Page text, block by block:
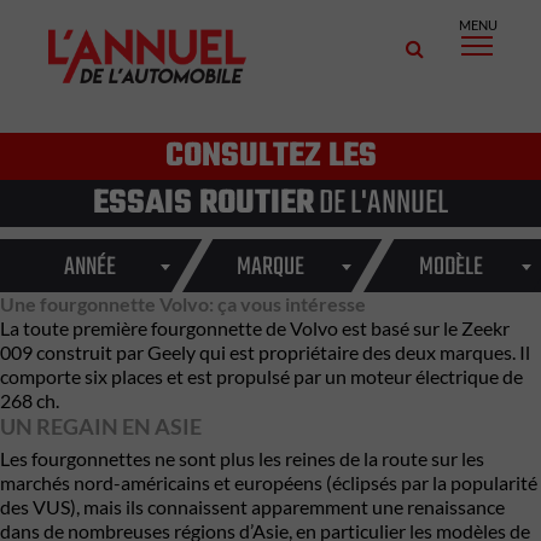
MENU
CONSULTEZ LES
ESSAIS ROUTIERDE L'ANNUEL
ANNÉE MARQUE MODÈLE
Une fourgonnette Volvo: ça vous intéresse
La toute première fourgonnette de Volvo est basé sur le Zeekr
009 construit par Geely qui est propriétaire des deux marques. Il
comporte six places et est propulsé par un moteur électrique de
268 ch.
UN REGAIN EN ASIE
Les fourgonnettes ne sont plus les reines de la route sur les
marchés nord-américains et européens (éclipsés par la popularité
des VUS), mais ils connaissent apparemment une renaissance
dans de nombreuses régions d’Asie, en particulier les modèles de